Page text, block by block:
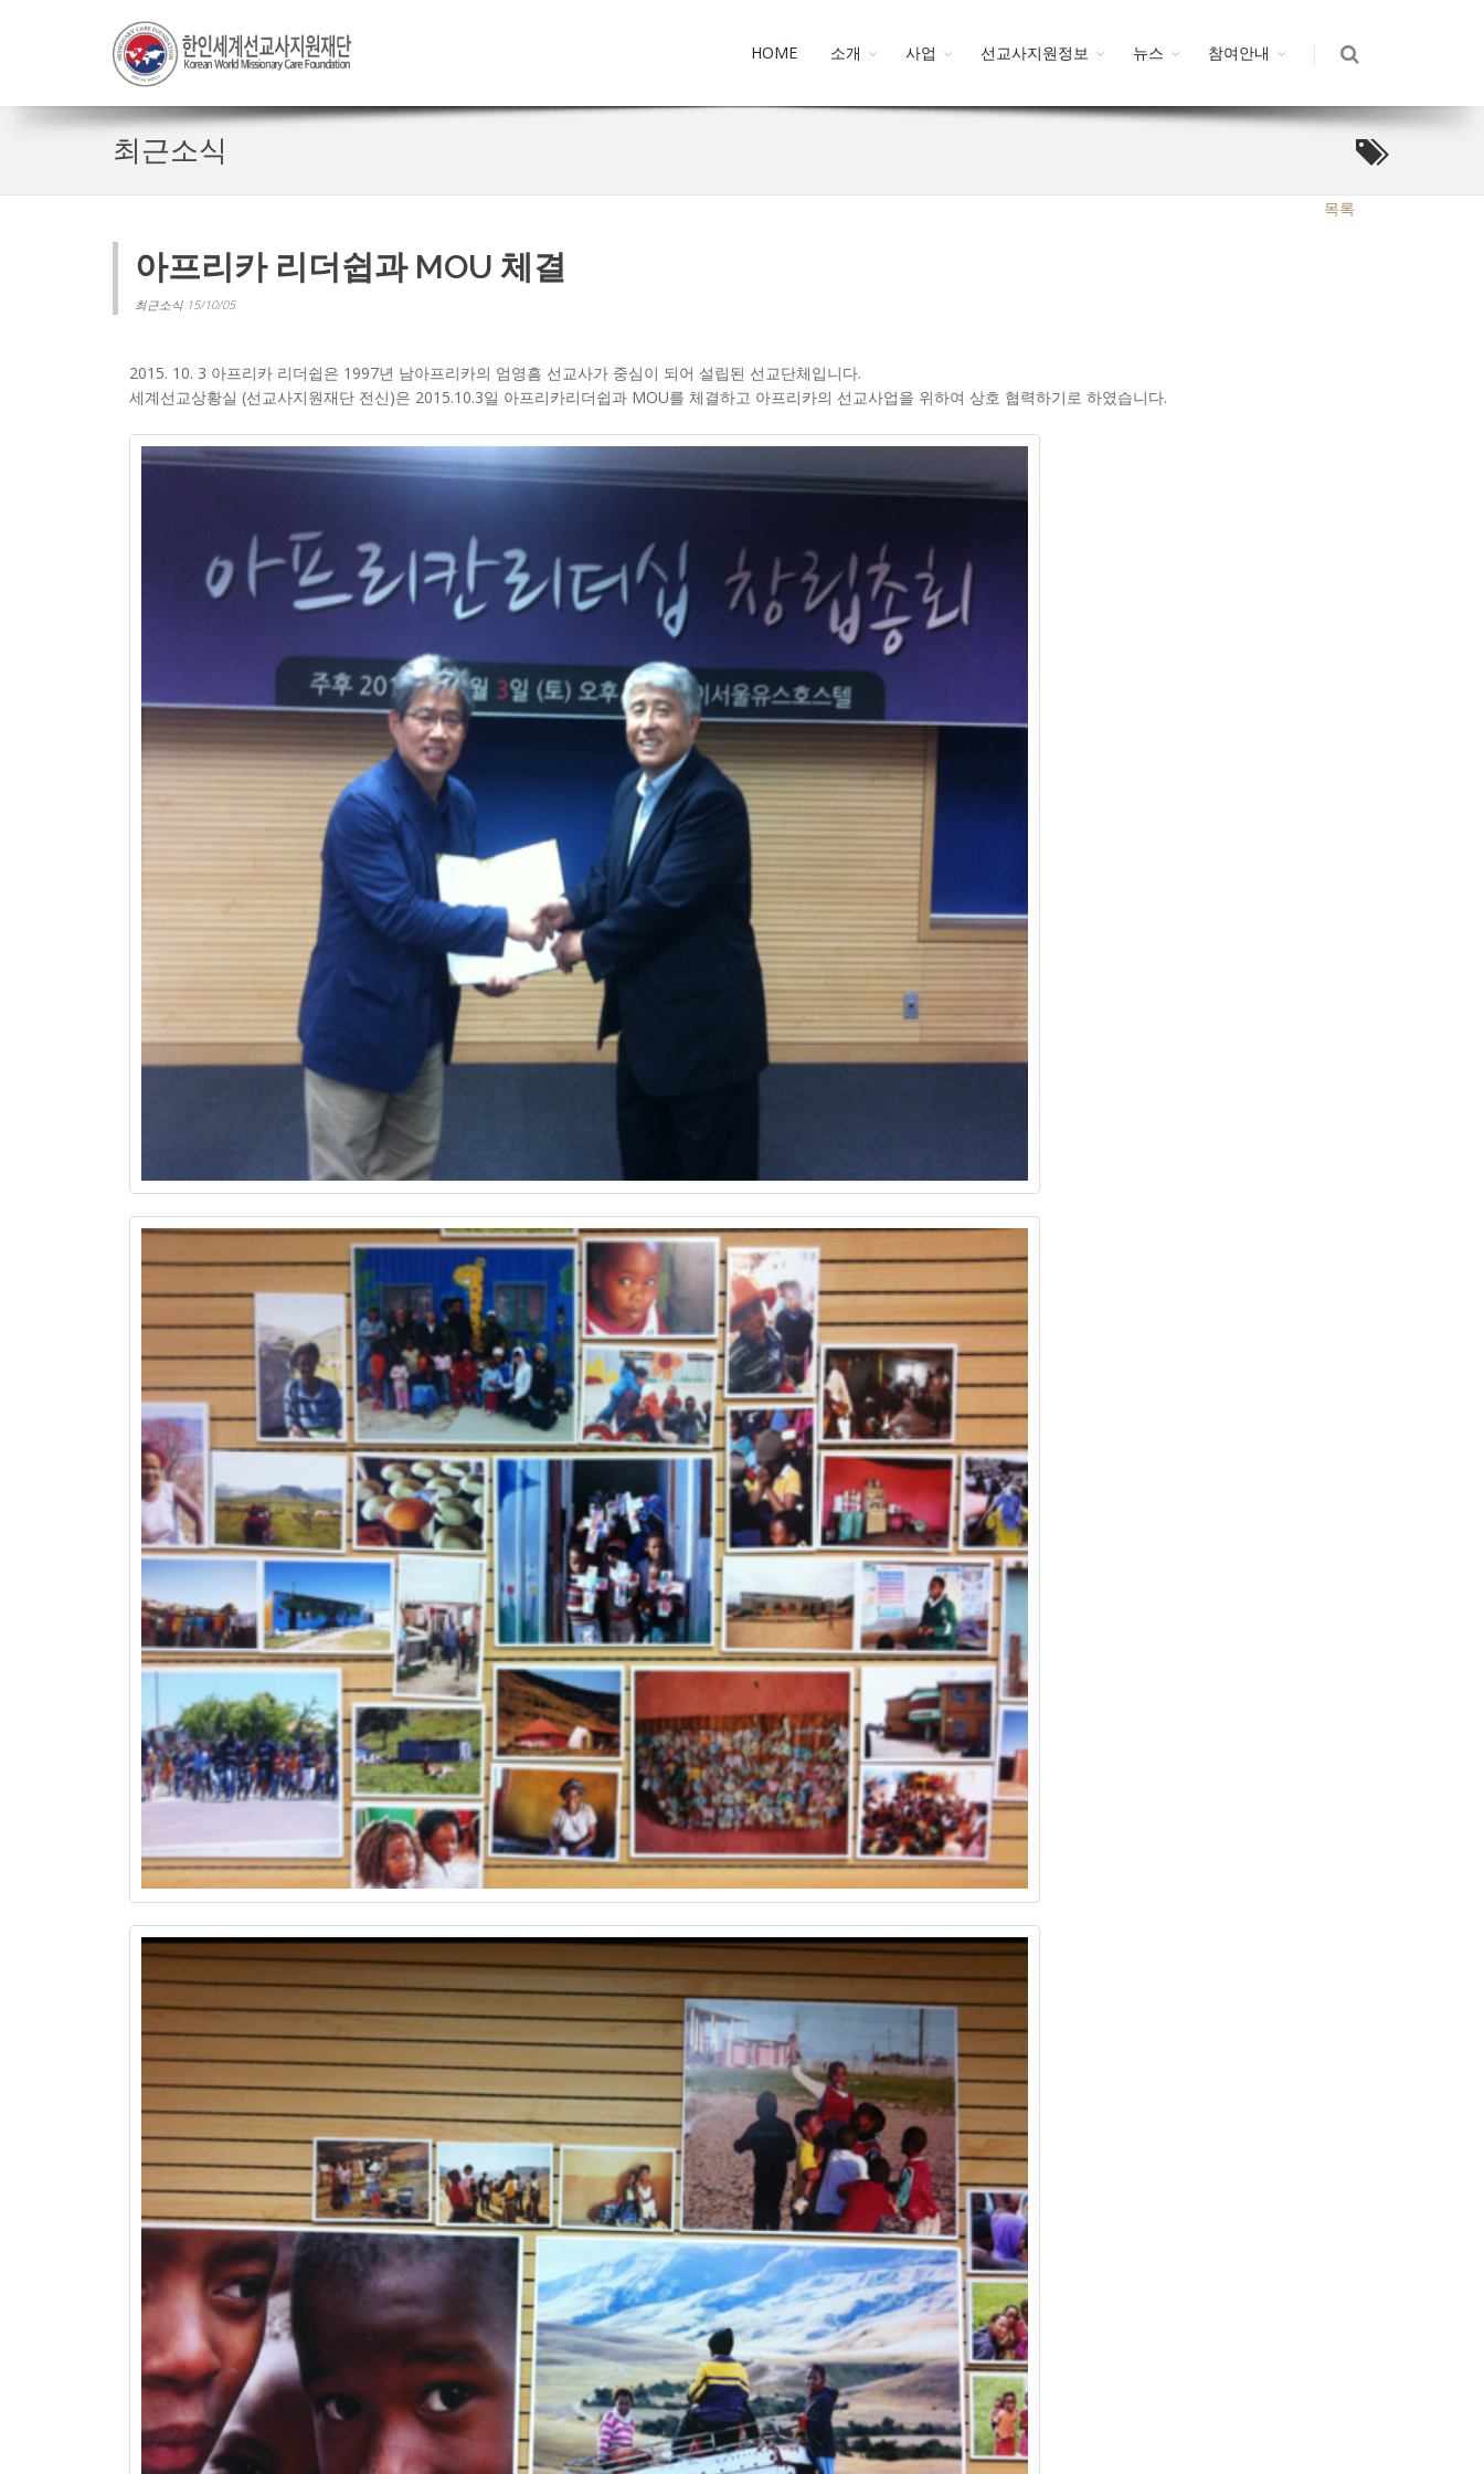
HOME 소개 사업 선교사지원정보 뉴스 참여안내
최근소식
목록
아프리카 리더쉽과 MOU 체결
최근소식 15/10/05
2015. 10. 3 아프리카 리더쉽은 1997년 남아프리카의 엄영흠 선교사가 중심이 되어 설립된 선교단체입니다.
세계선교상황실 (선교사지원재단 전신)은 2015.10.3일 아프리카리더쉽과 MOU를 체결하고 아프리카의 선교사업을 위하여 상호 협력하기로 하였습니다.